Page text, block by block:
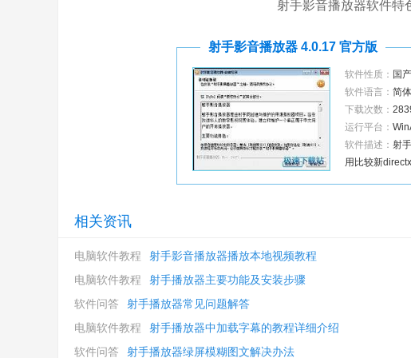
射手影音播放器软件特
射手影音播放器 4.0.17 官方版
软件性质： 国
软件语言： 简
下载次数：
运行平台：
软件描述： 射
用比较新
相关资讯
电脑软件教程 射手影音播放器播放本地视频教程
电脑软件教程
射手播放器主要功能及安装步骤
软件问答
射手播放器常见问题解答
电脑软件教程
射手播放器中加载字幕的教程详细介绍
软件问答
射手播放器绿屏模糊图文解决办法